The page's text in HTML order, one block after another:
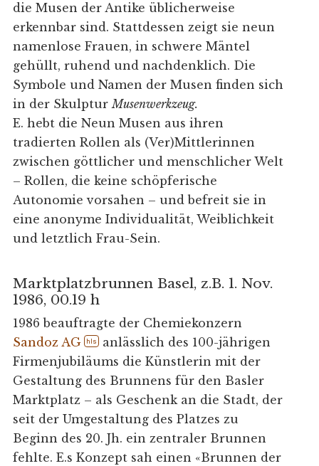
die Musen der Antike üblicherweise
erkennbar sind. Stattdessen zeigt sie neun
namenlose Frauen, in schwere Mäntel
gehüllt, ruhend und nachdenklich. Die
Symbole und Namen der Musen finden sich
in der SkulpturMusenwerkzeug.
E. hebt die Neun Musen aus ihren
tradierten Rollen als (Ver)Mittlerinnen
zwischen göttlicher und menschlicher Welt
– Rollen, die keine schöpferische
Autonomie vorsahen – und befreit sie in
eine anonyme Individualität, Weiblichkeit
und letztlich Frau-Sein.
Marktplatzbrunnen Basel, z.B. 1. Nov.
1986, 00.19 h
1986 beauftragte der Chemiekonzern
Sandoz AG
hls anlässlich des 100-jährigen
Firmenjubiläums die Künstlerin mit der
Gestaltung des Brunnens für den Basler
Marktplatz – als Geschenk an die Stadt, der
seit der Umgestaltung des Platzes zu
Beginn des 20. Jh. ein zentraler Brunnen
fehlte. E.s Konzept sah einen «Brunnen der